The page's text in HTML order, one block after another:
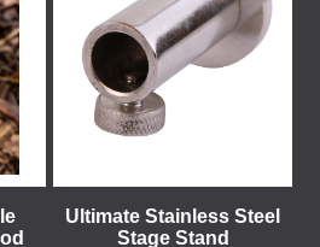
Ultimate Stainless Steel
Stage Stand